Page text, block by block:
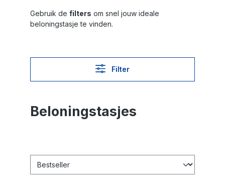
Gebruik de filters om snel jouw ideale
beloningstasje te vinden.
Filter
Beloningstasjes